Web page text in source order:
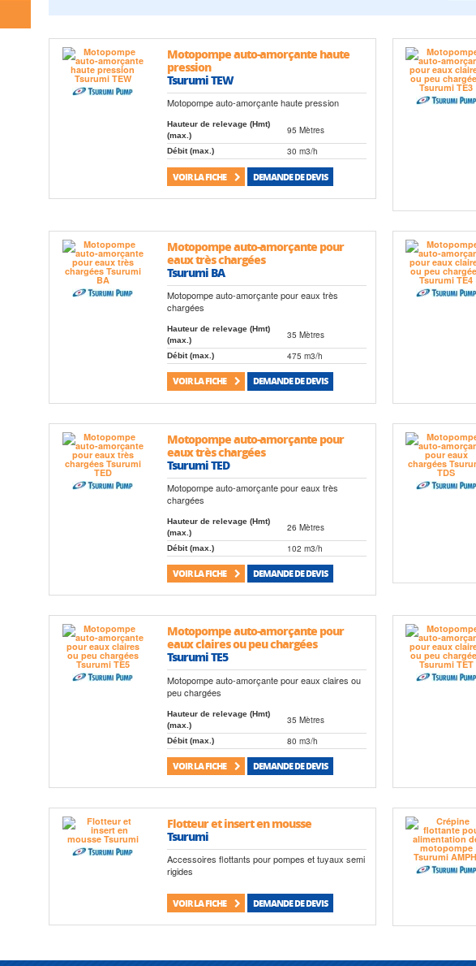
Motopompe auto-amorçante haute
pression
Tsurumi TEW
Motopompe auto-amorçante haute pression
Hauteur de relevage (Hmt)
(max.)
95 Mètres
Débit (max.) 30 m3/h
VOIR LA FICHE DEMANDE DE DEVIS
Motopompe auto-amorçante pour
eaux très chargées
Tsurumi BA
Motopompe auto-amorçante pour eaux très
chargées
Hauteur de relevage (Hmt)
(max.)
35 Mètres
Débit (max.) 475 m3/h
VOIR LA FICHE DEMANDE DE DEVIS
Motopompe auto-amorçante pour
eaux très chargées
Tsurumi TED
Motopompe auto-amorçante pour eaux très
chargées
Hauteur de relevage (Hmt)
(max.)
26 Mètres
Débit (max.) 102 m3/h
VOIR LA FICHE DEMANDE DE DEVIS
Motopompe auto-amorçante pour
eaux claires ou peu chargées
Tsurumi TE5
Motopompe auto-amorçante pour eaux claires ou
peu chargées
Hauteur de relevage (Hmt)
(max.)
35 Mètres
Débit (max.) 80 m3/h
VOIR LA FICHE DEMANDE DE DEVIS
Flotteur et insert en mousse
Tsurumi
Accessoires flottants pour pompes et tuyaux semi
rigides
VOIR LA FICHE DEMANDE DE DEVIS